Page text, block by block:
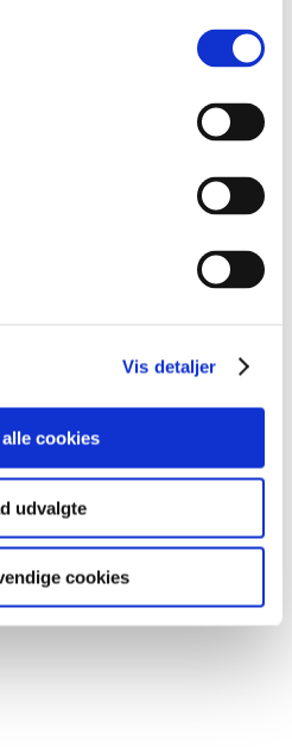
Vis detaljer
cookies
udvalgte
cookies